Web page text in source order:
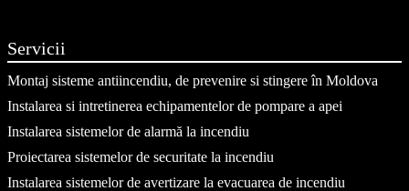
Servicii
Montaj sisteme antiincendiu, de prevenire si stingere în Moldova
Instalarea si intretinerea echipamentelor de pompare a apei
Instalarea sistemelor de alarmă la incendiu
Proiectarea sistemelor de securitate la incendiu
Instalarea sistemelor de avertizare la evacuarea de incendiu